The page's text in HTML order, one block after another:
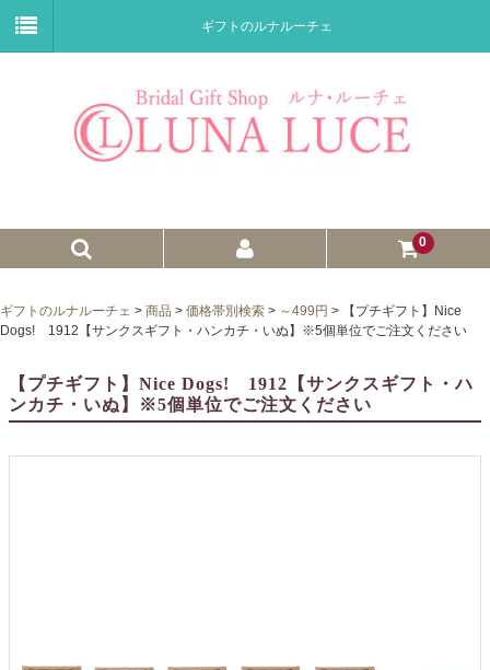
ギフトのルナルーチェ
0
プチギフト
ウェイトドール
子育て卒業証書
ギフトのルナルーチェ > 商品 > 価格帯別検索 > ～499円 >
【プチギフト】Nice
Dogs! 1912【サンクスギフト・ハンカチ・いぬ】※5個単位でご注文ください
【プチギフト】Nice Dogs! 1912【サンクスギフト・ハ
ンカチ・いぬ】※5個単位でご注文ください